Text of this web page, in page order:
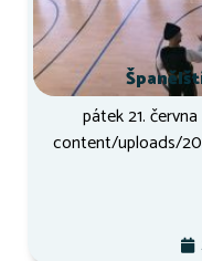
pátek 21.
content/uploads/